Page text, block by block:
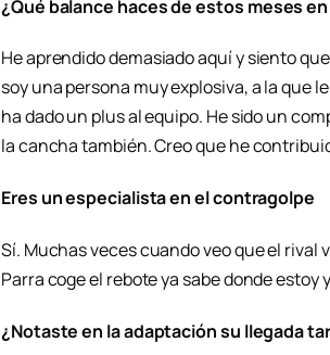
¿Qué balance haces de estos meses en
He aprendido demasiado aquí y siento
soy una persona muy explosiva, a la que
ha dado un plus al equipo. He sido un
la cancha también. Creo que he
Eres un especialista en el contragolpe
Sí. Muchas veces cuando veo que el rival
Parra coge el rebote ya sabe donde estoy
¿Notaste en la adaptación su llegada